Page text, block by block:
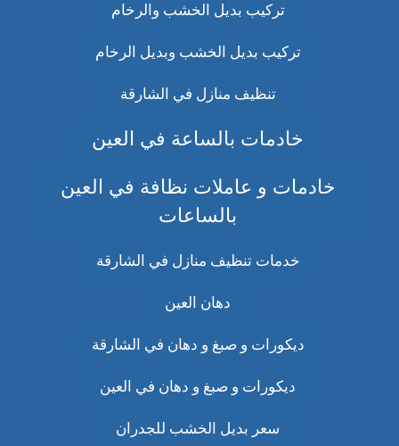
تركيب بديل الخشب والرخام
تركيب بديل الخشب وبديل الرخام
تنظيف منازل في الشارقة
خادمات بالساعة في العين
خادمات و عاملات نظافة في العين
بالساعات
خدمات تنظيف منازل في الشارقة
دهان العين
ديكورات و صبغ و دهان في الشارقة
ديكورات و صبغ و دهان في العين
سعر بديل الخشب للجدران